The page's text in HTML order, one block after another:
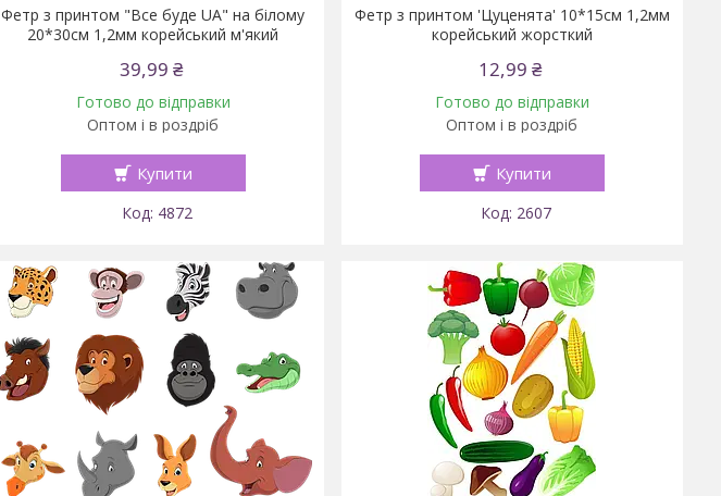
Фетр з принтом "Все буде UA" на білому
20*30см 1,2мм корейський м'який
39,99 ₴
Готово до відправки
Оптом і в роздріб
Купити
4872
Фетр з принтом 'Цуценята' 10*15см 1,2мм
корейський жорсткий
12,99 ₴
Готово до відправки
Оптом і в роздріб
Купити
2607